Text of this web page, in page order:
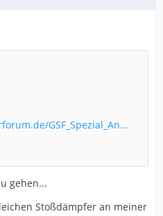
GSF_Spezial_An…
gehen...
Stoßdämpfer an meiner